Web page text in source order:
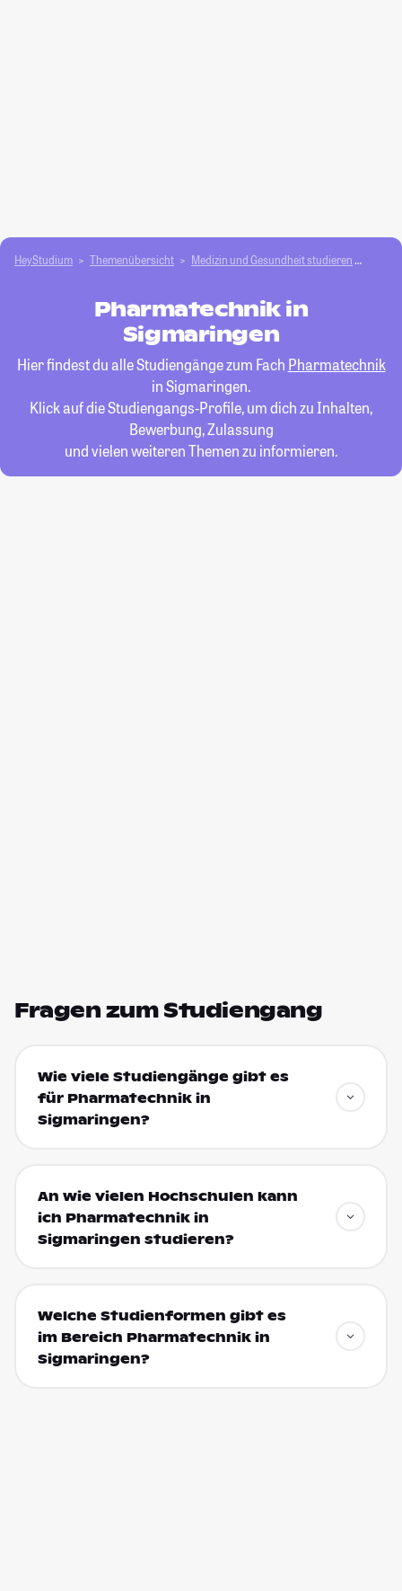
HeyStudium Themenübersicht Medizin und Gesundheit studieren
Pharmatechnik in
Sigmaringen
Hier findest du alle Studiengänge zum Fach Pharmatechnik
in Sigmaringen.
Klick auf die Studiengangs-Profile, um dich zu Inhalten,
Bewerbung, Zulassung
und vielen weiteren Themen zu informieren.
Fragen zum Studiengang
Wie viele Studiengänge gibt es
für Pharmatechnik in
Sigmaringen?
An wie vielen Hochschulen kann
ich Pharmatechnik in
Sigmaringen studieren?
Welche Studienformen gibt es
im Bereich Pharmatechnik in
Sigmaringen?